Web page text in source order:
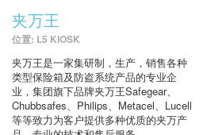
夹万王
位置: L5 KIOSK
夹万王是一家集研制，生产，销售各种
类型保险箱及防盗系统产品的专业企
业，集团旗下品牌夹万王Safegear、
Chubbsafes、Philips、Metacel、Lucell
等等致力为客户提供多种优质的夹万产